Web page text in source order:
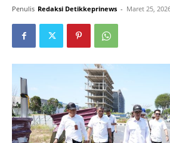
Penulis Redaksi Detikkeprinews - Maret 25,